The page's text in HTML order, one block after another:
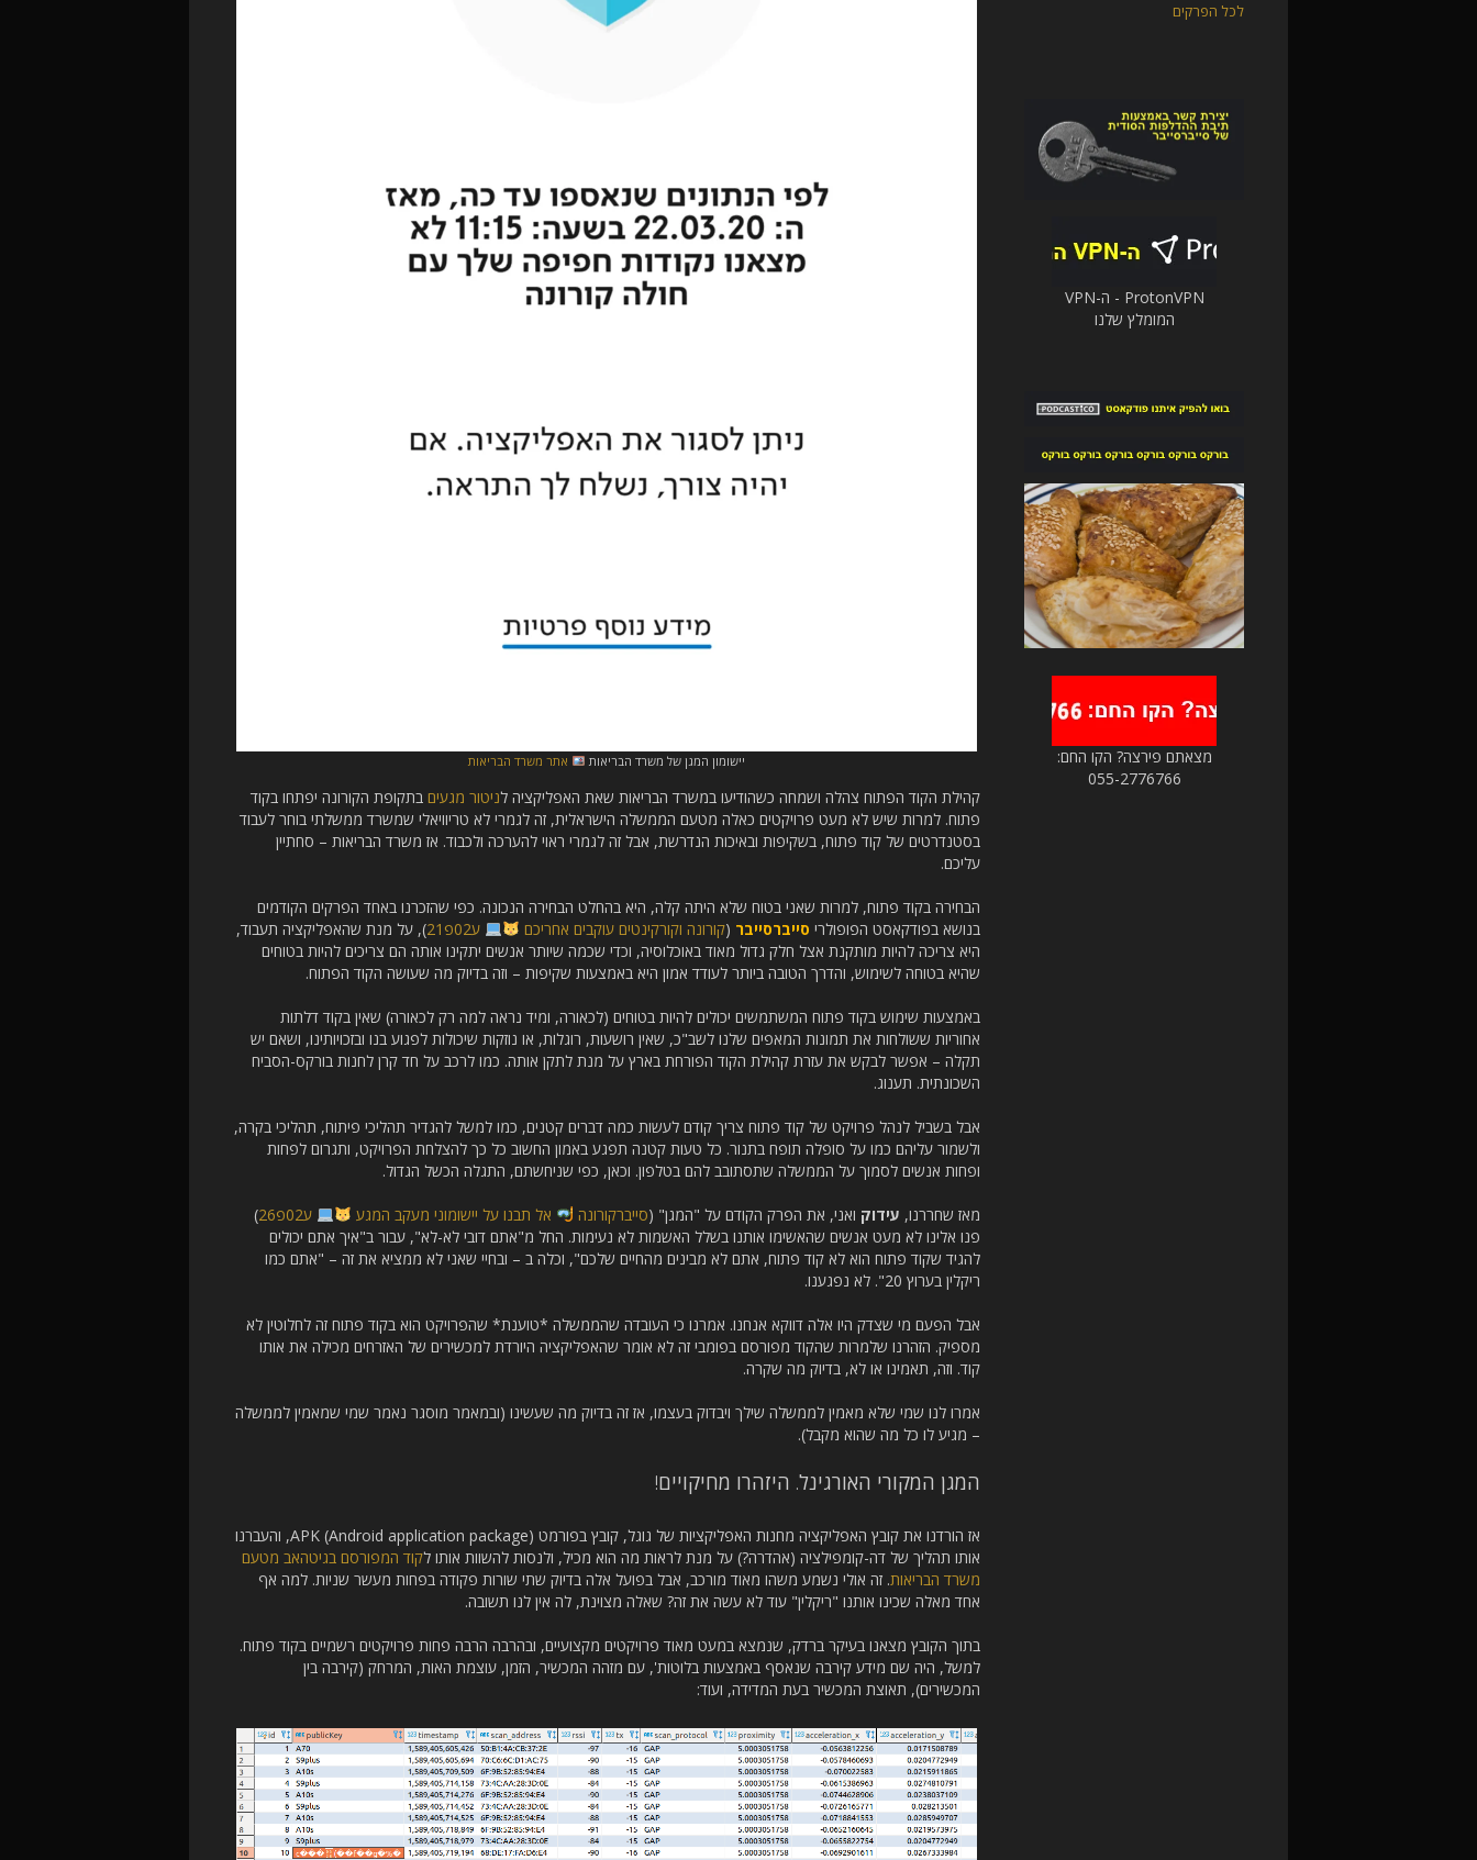
יישומון המגן של משרד הבריאות אתר משרד הבריאות
קהילת הקוד הפתוח צהלה ושמחה כשהודיעו במשרד הבריאות שאת האפליקציה לניטור מגעים בתקופת הקורונה יפתחו בקוד
פתוח. למרות שיש לא מעט פרויקטים כאלה מטעם הממשלה הישראלית, זה לגמרי לא טריוויאלי שמשרד ממשלתי בוחר לעבוד
בסטנדרטים של קוד פתוח, בשקיפות ובאיכות הנדרשת, אבל זה לגמרי ראוי להערכה ולכבוד. אז משרד הבריאות – סחתיין
עליכם.
הבחירה בקוד פתוח, למרות שאני בטוח שלא היתה קלה, היא בהחלט הבחירה הנכונה. כפי שהזכרנו באחד הפרקים הקודמים
בנושא בפודקאסט הפופולרי סייברסייבר (קורונה וקורקינטים עוקבים אחריכם ע02פ21
), על מנת שהאפליקציה תעבוד,
היא צריכה להיות מותקנת אצל חלק גדול מאוד באוכלוסיה, וכדי שכמה שיותר אנשים יתקינו אותה הם צריכים להיות בטוחים
שהיא בטוחה לשימוש, והדרך הטובה ביותר לעודד אמון היא באמצעות שקיפות – וזה בדיוק מה שעושה הקוד הפתוח.
באמצעות שימוש בקוד פתוח המשתמשים יכולים להיות בטוחים (לכאורה, ומיד נראה למה רק לכאורה) שאין בקוד דלתות
אחוריות ששולחות את תמונות המאפים שלנו לשב"כ, שאין רושעות, רוגלות, או נוזקות שיכולות לפגוע בנו ובזכויותינו, ושאם יש
תקלה – אפשר לבקש את עזרת קהילת הקוד הפורחת בארץ על מנת לתקן אותה. כמו לרכב על חד קרן לחנות בורקס-הסביח
השכונתית. תענוג.
אבל בשביל לנהל פרויקט של קוד פתוח צריך קודם לעשות כמה דברים קטנים, כמו למשל להגדיר תהליכי פיתוח, תהליכי בקרה,
ולשמור עליהם כמו על סופלה תופח בתנור. כל טעות קטנה תפגע באמון החשוב כל כך להצלחת הפרויקט, ותגרום לפחות
ופחות אנשים לסמוך על הממשלה שתסתובב להם בטלפון. וכאן, כפי שניחשתם, התגלה הכשל הגדול.
מאז שחררנו, עידוק ואני, את הפרק הקודם על "המגן" (סייברקורונה אל תבנו על יישומוני מעקב המגע ע02פ26
)
פנו אלינו לא מעט אנשים שהאשימו אותנו בשלל האשמות לא נעימות. החל מ"אתם דובי לא-לא", עבור ב"איך אתם יכולים
להגיד שקוד פתוח הוא לא קוד פתוח, אתם לא מבינים מהחיים שלכם", וכלה ב – ובחיי שאני לא ממציא את זה – "אתם כמו
ריקלין בערוץ 20". לא נפגענו.
אבל הפעם מי שצדק היו אלה דווקא אנחנו. אמרנו כי העובדה שהממשלה *טוענת* שהפרויקט הוא בקוד פתוח זה לחלוטין לא
מספיק. הזהרנו שלמרות שהקוד מפורסם בפומבי זה לא אומר שהאפליקציה היורדת למכשירים של האזרחים מכילה את אותו
קוד. וזה, תאמינו או לא, בדיוק מה שקרה.
אמרו לנו שמי שלא מאמין לממשלה שילך ויבדוק בעצמו, אז זה בדיוק מה שעשינו (ובמאמר מוסגר נאמר שמי שמאמין לממשלה
– מגיע לו כל מה שהוא מקבל).
המגן המקורי האורגינל. היזהרו מחיקויים!
אז הורדנו את קובץ האפליקציה מחנות האפליקציות של גוגל, קובץ בפורמט APK (Android application package), והעברנו
אותו תהליך של דה-קומפילציה (אהדרה?) על מנת לראות מה הוא מכיל, ולנסות להשוות אותו לקוד המפורסם בגיטהאב מטעם
משרד הבריאות. זה אולי נשמע משהו מאוד מורכב, אבל בפועל אלה בדיוק שתי שורות פקודה בפחות מעשר שניות. למה אף
אחד מאלה שכינו אותנו "ריקלין" עוד לא עשה את זה? שאלה מצוינת, לה אין לנו תשובה.
בתוך הקובץ מצאנו בעיקר ברדק, שנמצא במעט מאוד פרויקטים מקצועיים, ובהרבה הרבה פחות פרויקטים רשמיים בקוד פתוח.
למשל, היה שם מידע קירבה שנאסף באמצעות בלוטות', עם מזהה המכשיר, הזמן, עוצמת האות, המרחק (קירבה בין
המכשירים), תאוצת המכשיר בעת המדידה, ועוד:
לכל הפרקים
ProtonVPN - ה-VPN
המומלץ שלנו
מצאתם פירצה? הקו החם:
055-2776766